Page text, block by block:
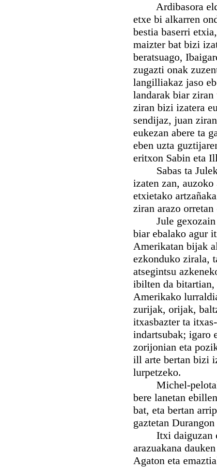
Ardibasora eldu
etxe bi alkarren
bestia baserri
maizter bat bizi
beratsuago,
zugazti onak
langilliakaz jaso
landarak biar
ziran bizi izatera
sendijaz, juan
eukezan abere ta
eben uzta
eritxon Sabin eta
Sabas ta Julek
izaten zan,
etxietako
ziran arazo
Jule gexozain
biar ebalako agur
Amerikatan bijak
ezkonduko zirala,
atsegintsu
ibilten da bitartian,
Amerikako
zurijak, orijak,
itxasbazter ta
indartsubak; igaro
zorijonian eta
ill arte bertan bizi
lurpetzeko.
Michel-pelotak
bere lanetan
bat, eta bertan
gaztetan
Itxi daiguzan
arazuakana
Agaton eta